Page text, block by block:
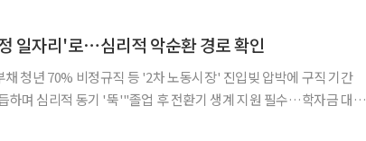
일자리'로⋯심리적 악순환 경로 확인
청년 70% 비정규직 등 '2차 노동시장' 진입빚 압박에 구직 기간
하며 심리적 동기 '뚝'"졸업 후 전환기 생계 지원 필수…학자금 대출